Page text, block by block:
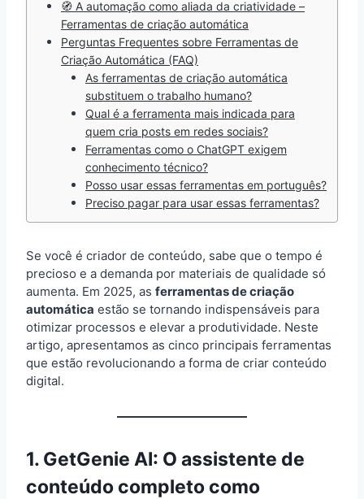
🧭 A automação como aliada da criatividade –
Ferramentas de criação automática
Perguntas Frequentes sobre Ferramentas de
Criação Automática (FAQ)
As ferramentas de criação automática
substituem o trabalho humano?
Qual é a ferramenta mais indicada para
quem cria posts em redes sociais?
Ferramentas como o ChatGPT exigem
conhecimento técnico?
Posso usar essas ferramentas em português?
Preciso pagar para usar essas ferramentas?
Se você é criador de conteúdo, sabe que o tempo é
precioso e a demanda por materiais de qualidade só
aumenta. Em 2025, as ferramentas de criação
automática estão se tornando indispensáveis para
otimizar processos e elevar a produtividade. Neste
artigo, apresentamos as cinco principais ferramentas
que estão revolucionando a forma de criar conteúdo
digital.
1. GetGenie AI: O assistente de
conteúdo completo como